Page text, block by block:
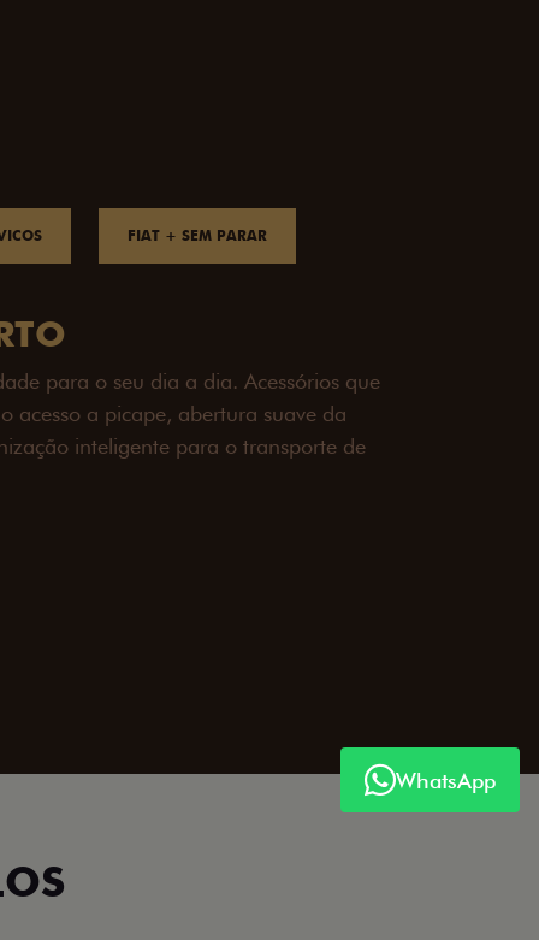
FIAT + SEM PARAR
desafio. O Pack off-road combina
3,5 toneladas, alargadores de para-
mais capacidade de reboque,
WhatsApp